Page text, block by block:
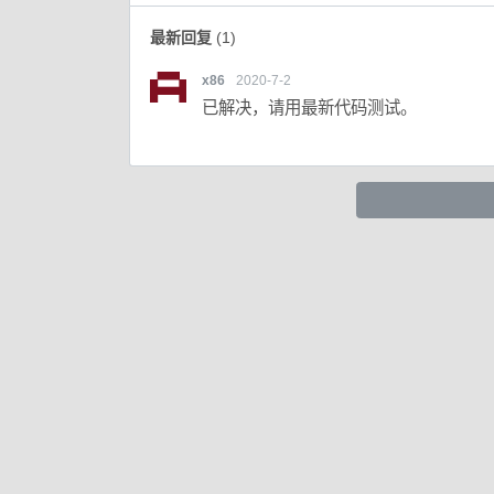
最新回复(1)
x86 2020-7-2
已解决，请用最新代码测试。